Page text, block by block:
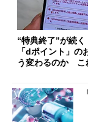
“特典終了”が続く
「dポイント」の
う変わるのか こ